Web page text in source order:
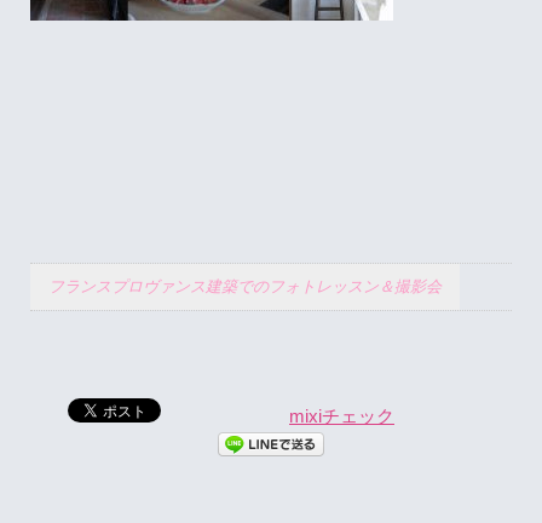
フランスプロヴァンス建築でのフォトレッスン＆撮影会
mixiチェック